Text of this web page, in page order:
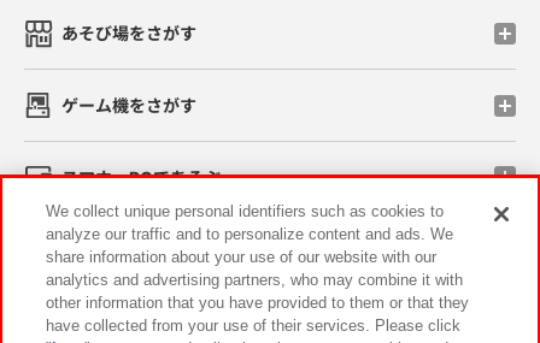
あそび場をさがす
ゲーム機をさがす
スマホ・PCであそぶ
イベント・キャンペーン
We collect unique personal identifiers such as cookies to
analyze our traffic and to personalize content and ads. We
share information about your use of our website with our
analytics and advertising partners, who may combine it with
other information that you have provided to them or that they
have collected from your use of their services. Please click